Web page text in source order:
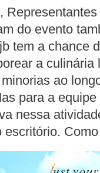
do evento
tem a chance
a
ao
para a
nessa
escritório.